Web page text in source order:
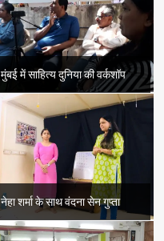
मुंबई में साहित्य दुनिया की वर्कशॉप
नेहा शर्मा के साथ वंदना सेन गुप्ता